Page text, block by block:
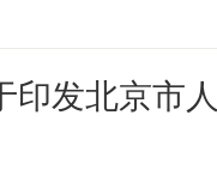
印发北京市